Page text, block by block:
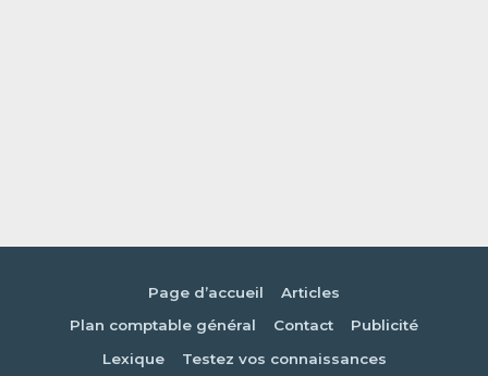
Page d’accueil
Articles
Plan comptable général
Contact
Publicité
Lexique
Testez vos connaissances